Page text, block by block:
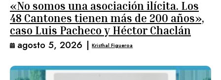
«No somos una asociación ilícita. Los
48 Cantones tienen más de 200 años»,
caso Luis Pacheco y Héctor Chaclán
agosto 5, 2026 | Kristhal Figueroa